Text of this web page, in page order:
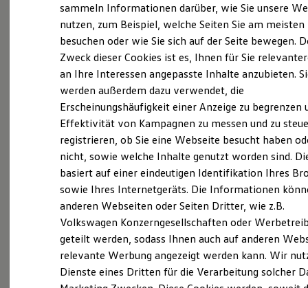
Der ID.4
Der ID.4 GTX
Der ID.5 GTX
Der ID.7 GTX
Der ID.7 Tourer
Der ID.7 GTX Tourer
Der neue ID. Cross
Elektrofahrzeugkonzepte
ID. EVERY1
Reichweite
Reichweite der ID. Modelle
Reichweite im Winter
Rekuperation
Laden unterwegs
Laden Zuhause
Ladestationen finden
Ladezeitensimulator
Batterie
Sicherheit
Garantie und Lebensdauer
sammeln Informationen darüber, wie Sie unsere
nutzen, zum Beispiel, welche Seiten Sie am meisten
besuchen oder wie Sie sich auf der Seite bewegen.
Zweck dieser Cookies ist es, Ihnen für Sie
an Ihre Interessen angepasste Inhalte anzubieten.
werden außerdem dazu verwendet, die
Erscheinungshäufigkeit einer Anzeige zu begrenzen
Effektivität von Kampagnen zu messen und zu
registrieren, ob Sie eine Webseite besucht haben
nicht, sowie welche Inhalte genutzt worden sind.
basiert auf einer eindeutigen Identifikation Ihres
sowie Ihres Internetgeräts. Die Informationen
anderen Webseiten oder Seiten Dritter, wie z.B.
Volkswagen Konzerngesellschaften oder
geteilt werden, sodass Ihnen auch auf anderen
relevante Werbung angezeigt werden kann. Wir
Dienste eines Dritten für die Verarbeitung solcher